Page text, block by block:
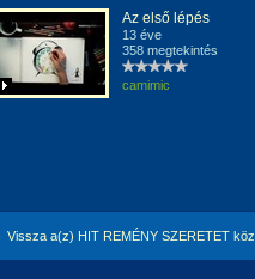
Az első lépés
13 éve
358 megtekintés
camimic
Vissza a(z) HIT REMÉNY SZERETET